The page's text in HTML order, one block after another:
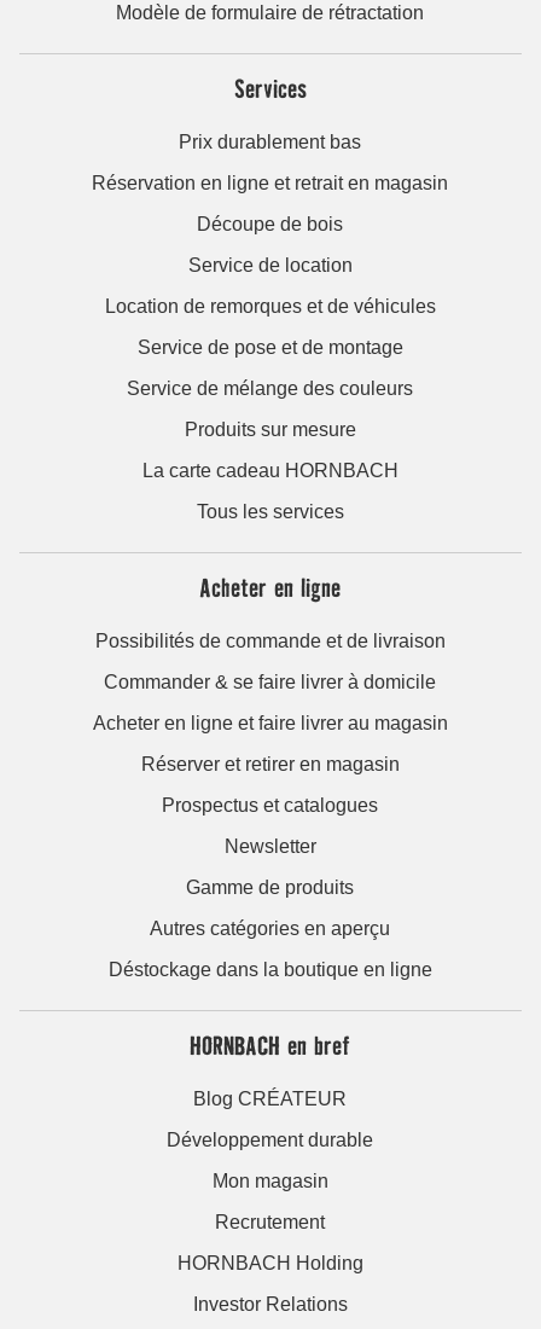
Modèle de formulaire de rétractation
Services
Prix durablement bas
Réservation en ligne et retrait en magasin
Découpe de bois
Service de location
Location de remorques et de véhicules
Service de pose et de montage
Service de mélange des couleurs
Produits sur mesure
La carte cadeau HORNBACH
Tous les services
Acheter en ligne
Possibilités de commande et de livraison
Commander & se faire livrer à domicile
Acheter en ligne et faire livrer au magasin
Réserver et retirer en magasin
Prospectus et catalogues
Newsletter
Gamme de produits
Autres catégories en aperçu
Déstockage dans la boutique en ligne
HORNBACH en bref
Blog CRÉATEUR
Développement durable
Mon magasin
Recrutement
HORNBACH Holding
Investor Relations